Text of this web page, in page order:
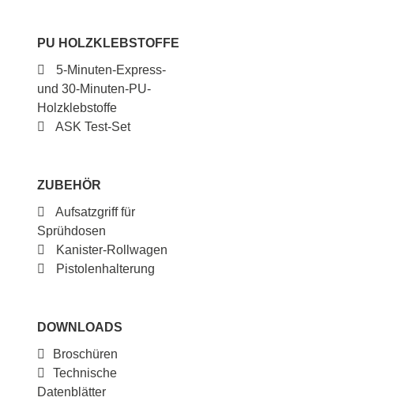
PU HOLZKLEBSTOFFE
5-Minuten-Express-
und 30-Minuten-PU-
Holzklebstoffe
ASK Test-Set
ZUBEHÖR
Aufsatzgriff für
Sprühdosen
Kanister-Rollwagen
Pistolenhalterung
DOWNLOADS
Broschüren
Technische
Datenblätter